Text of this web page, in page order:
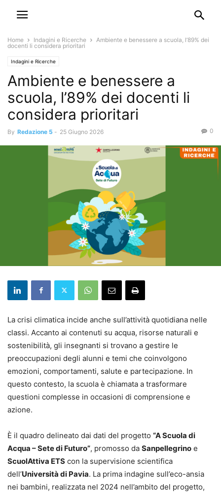
Home Indagini e Ricerche
Ambiente e benessere a scuola, l’89% dei
docenti li considera prioritari
Indagini e Ricerche
Ambiente e benessere a
scuola, l’89% dei docenti li
considera prioritari
By Redazione 5 - 25 Giugno 2026 0
La crisi climatica incide anche sull’attività quotidiana nelle
classi. Accanto ai contenuti su acqua, risorse naturali e
sostenibilità, gli insegnanti si trovano a gestire le
preoccupazioni degli alunni e temi che coinvolgono
emozioni, comportamenti, salute e partecipazione. In
questo contesto, la scuola è chiamata a trasformare
questioni complesse in occasioni di comprensione e
azione.
È il quadro delineato dai dati del progetto “A Scuola di
Acqua – Sete di Futuro”, promosso da Sanpellegrino e
ScuolAttiva ETS con la supervisione scientifica
dell’Università di Pavia. La prima indagine sull’eco-ansia
nei bambini, realizzata nel 2024 nell’ambito del progetto,